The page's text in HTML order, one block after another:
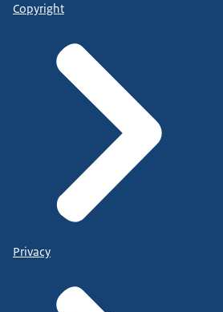
Copyright
Privacy